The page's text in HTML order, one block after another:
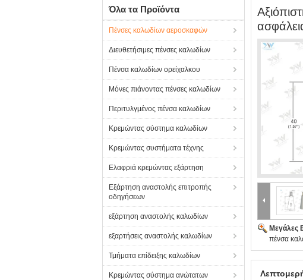
Όλα τα Προϊόντα
Πένσες καλωδίων αεροσκαφών
Διευθετήσιμες πένσες καλωδίων
Πένσα καλωδίων ορείχαλκου
Μόνες πιάνοντας πένσες καλωδίων
Περιτυλγμένος πένσα καλωδίων
Κρεμώντας σύστημα καλωδίων
Κρεμώντας συστήματα τέχνης
Ελαφριά κρεμώντας εξάρτηση
Εξάρτηση αναστολής επιτροπής
οδηγήσεων
εξάρτηση αναστολής καλωδίων
εξαρτήσεις αναστολής καλωδίων
Τμήματα επίδειξης καλωδίων
Κρεμώντας σύστημα ανώτατων
Μεγάλες
πένσα